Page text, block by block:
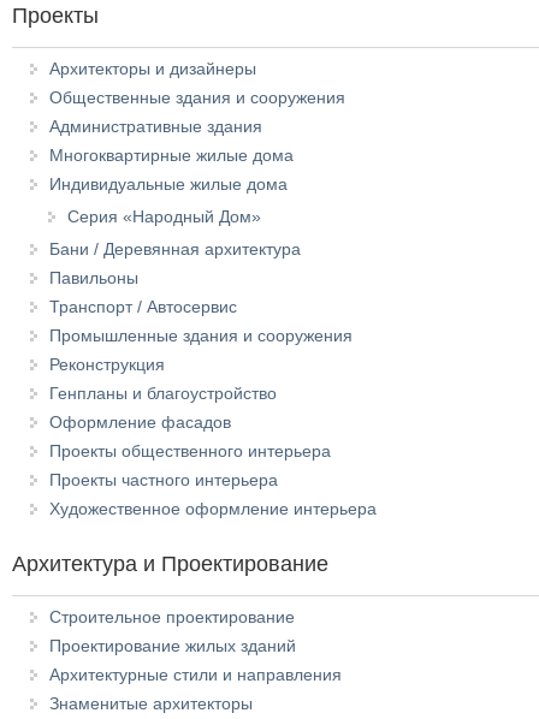
Проекты
Архитекторы и дизайнеры
Общественные здания и сооружения
Административные здания
Многоквартирные жилые дома
Индивидуальные жилые дома
Серия «Народный Дом»
Бани / Деревянная архитектура
Павильоны
Транспорт / Автосервис
Промышленные здания и сооружения
Реконструкция
Генпланы и благоустройство
Оформление фасадов
Проекты общественного интерьера
Проекты частного интерьера
Художественное оформление интерьера
Архитектура и Проектирование
Строительное проектирование
Проектирование жилых зданий
Архитектурные стили и направления
Знаменитые архитекторы